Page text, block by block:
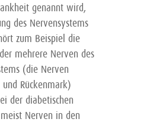
genannt wird,
des Nervensystems
zum Beispiel die
mehrere Nerven des
(die Nerven
Rückenmark)
der diabetischen
Nerven in den